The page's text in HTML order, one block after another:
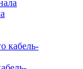
кабель-